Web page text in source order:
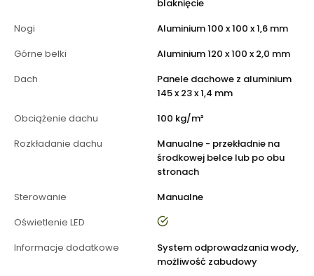
blaknięcie
Nogi
Aluminium 100 x 100 x 1,6 mm
Górne belki
Aluminium 120 x 100 x 2,0 mm
Dach
Panele dachowe z aluminium
145 x 23 x 1,4 mm
Obciążenie dachu
100 kg/m²
Rozkładanie dachu
Manualne - przekładnie na
środkowej belce lub po obu
stronach
Sterowanie
Manualne
Oświetlenie LED
tak
Informacje dodatkowe
System odprowadzania wody,
możliwość zabudowy